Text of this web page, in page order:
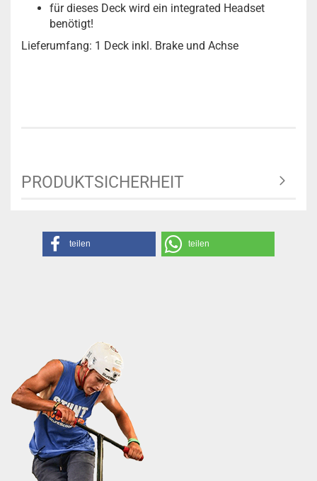
für dieses Deck wird ein integrated Headset
benötigt!
Lieferumfang: 1 Deck inkl. Brake und Achse
PRODUKTSICHERHEIT
teilen teilen